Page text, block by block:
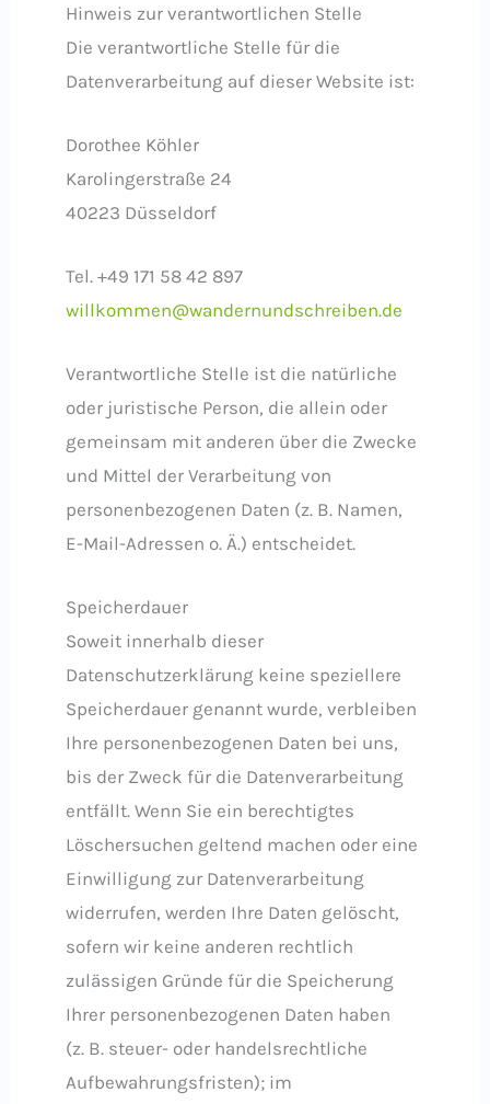
Hinweis zur verantwortlichen Stelle
Die verantwortliche Stelle für die
Datenverarbeitung auf dieser Website ist:
Dorothee Köhler
Karolingerstraße 24
40223 Düsseldorf
Tel. +49 171 58 42 897
willkommen@wandernundschreiben.de
Verantwortliche Stelle ist die natürliche
oder juristische Person, die allein oder
gemeinsam mit anderen über die Zwecke
und Mittel der Verarbeitung von
personenbezogenen Daten (z. B. Namen,
E-Mail-Adressen o. Ä.) entscheidet.
Speicherdauer
Soweit innerhalb dieser
Datenschutzerklärung keine speziellere
Speicherdauer genannt wurde, verbleiben
Ihre personenbezogenen Daten bei uns,
bis der Zweck für die Datenverarbeitung
entfällt. Wenn Sie ein berechtigtes
Löschersuchen geltend machen oder eine
Einwilligung zur Datenverarbeitung
widerrufen, werden Ihre Daten gelöscht,
sofern wir keine anderen rechtlich
zulässigen Gründe für die Speicherung
Ihrer personenbezogenen Daten haben
(z. B. steuer- oder handelsrechtliche
Aufbewahrungsfristen); im